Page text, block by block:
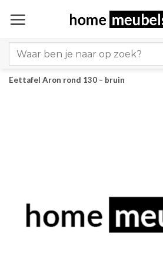
naar
for:
Eettafel Aron rond 130 – bruin